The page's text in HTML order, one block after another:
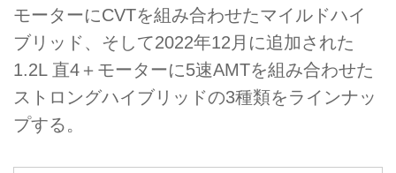
モーターにCVTを組み合わせたマイルドハイ
ブリッド、そして2022年12月に追加された
1.2L 直4＋モーターに5速AMTを組み合わせた
ストロングハイブリッドの3種類をラインナッ
プする。